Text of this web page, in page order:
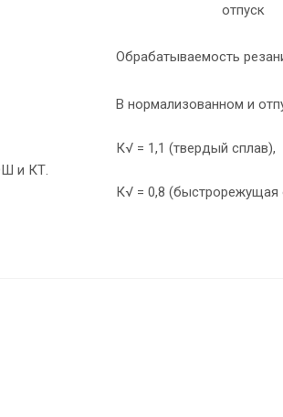
отпуск
Обрабатываемость
и КТ.
В нормализованном и
К√ = 1,1 (твердый сплав),
К√ = 0,8 (быстрорежущая